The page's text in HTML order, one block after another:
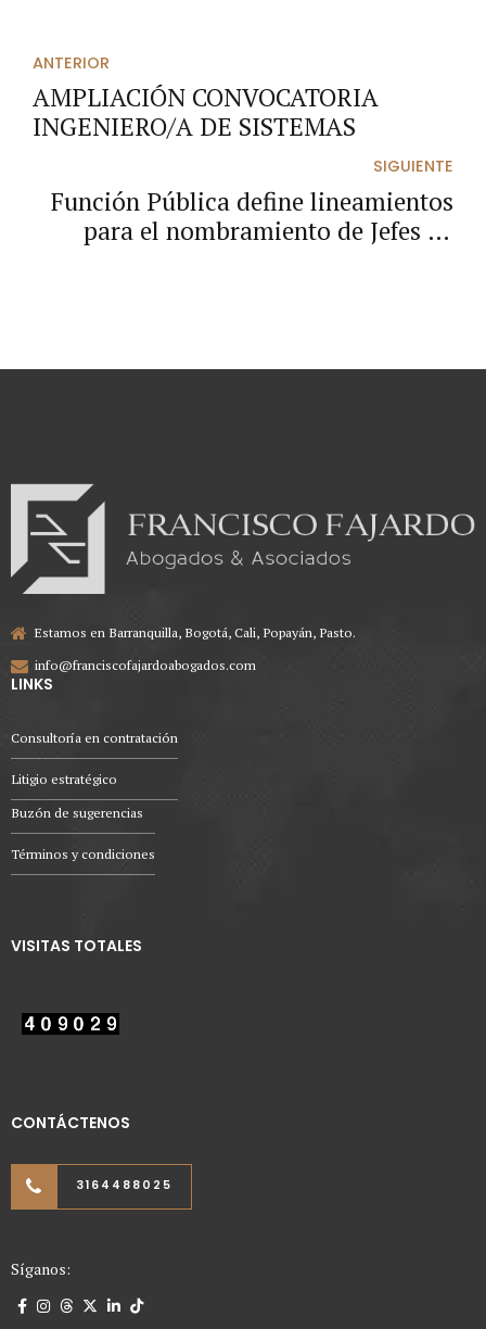
ANTERIOR
AMPLIACIÓN CONVOCATORIA
INGENIERO/A DE SISTEMAS
SIGUIENTE
Función Pública define lineamientos
para el nombramiento de Jefes de
Estamos en Barranquilla, Bogotá, Cali, Popayán, Pasto.
info@franciscofajardoabogados.com
LINKS
Consultoría en contratación
Litigio estratégico
Buzón de sugerencias
Términos y condiciones
VISITAS TOTALES
CONTÁCTENOS
3164488025
Síganos: